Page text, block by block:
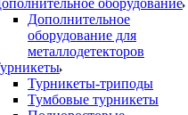
оборудование
Дополнительное
оборудование для
металлодетекторов
Турникеты-триподы
Тумбовые турникеты